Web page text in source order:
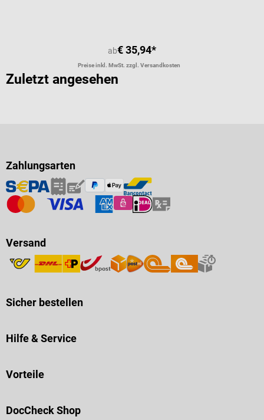
ab€ 35,94*
Preise inkl. MwSt. zzgl. Versandkosten
Zuletzt angesehen
Zahlungsarten
Versand
Sicher bestellen
Hilfe & Service
Vorteile
DocCheck Shop